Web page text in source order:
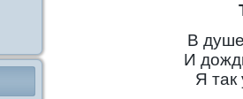
В
И
Я так